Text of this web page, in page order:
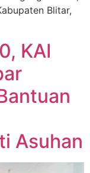
Blitar,
KAI
Asuhan